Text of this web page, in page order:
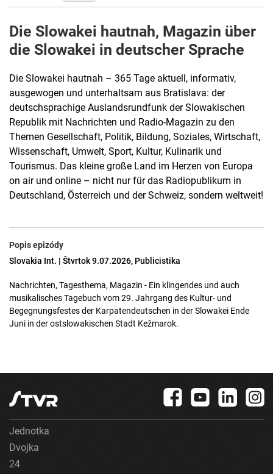
Die Slowakei hautnah, Magazin über
die Slowakei in deutscher Sprache
Die Slowakei hautnah – 365 Tage aktuell, informativ,
ausgewogen und unterhaltsam aus Bratislava: der
deutschsprachige Auslandsrundfunk der Slowakischen
Republik mit Nachrichten und Radio-Magazin zu den
Themen Gesellschaft, Politik, Bildung, Soziales, Wirtschaft,
Wissenschaft, Umwelt, Sport, Kultur, Kulinarik und
Tourismus. Das kleine große Land im Herzen von Europa
on air und online – nicht nur für das Radiopublikum in
Deutschland, Österreich und der Schweiz, sondern weltweit!
Popis epizódy
Slovakia Int. | Štvrtok 9.07.2026, Publicistika
Nachrichten, Tagesthema, Magazin - Ein klingendes und auch
musikalisches Tagebuch vom 29. Jahrgang des Kultur- und
Begegnungsfestes der Karpatendeutschen in der Slowakei Ende
Juni in der ostslowakischen Stadt Kežmarok.
Jednotka
Dvojka
24